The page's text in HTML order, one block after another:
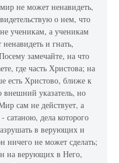
не может ненавидеть,
о нем, что
ученикам, а ученикам
и гнать,
замечайте, на что
где часть Христова; на
есть Христово, ближе к
внешний указатель, но
сам не действует, а
сатаною, дела которого
в верующих и
ничего не может сделать;
на верующих в Него,